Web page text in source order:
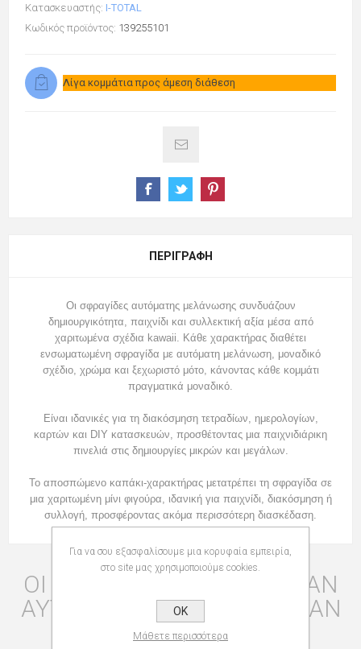
Κατασκευαστής: I-TOTAL
Κωδικός προϊόντος: 139255101
Λίγα κομμάτια προς άμεση διάθεση
ΠΕΡΙΓΡΑΦΉ
Οι σφραγίδες αυτόματης μελάνωσης συνδυάζουν
δημιουργικότητα, παιχνίδι και συλλεκτική αξία μέσα από
χαριτωμένα σχέδια kawaii. Κάθε χαρακτήρας διαθέτει
ενσωματωμένη σφραγίδα με αυτόματη μελάνωση, μοναδικό
σχέδιο, χρώμα και ξεχωριστό μότο, κάνοντας κάθε κομμάτι
πραγματικά μοναδικό.
Είναι ιδανικές για τη διακόσμηση τετραδίων, ημερολογίων,
καρτών και DIY κατασκευών, προσθέτοντας μια παιχνιδιάρικη
πινελιά στις δημιουργίες μικρών και μεγάλων.
Το αποσπώμενο καπάκι-χαρακτήρας μετατρέπει τη σφραγίδα σε
μια χαριτωμένη μίνι φιγούρα, ιδανική για παιχνίδι, διακόσμηση ή
συλλογή, προσφέροντας ακόμα περισσότερη διασκέδαση.
ΟΙ ΠΕΛΆΤΕΣ ΠΟΥ ΑΓΌΡΑΣΑΝ
ΑΥΤΌ ΤΟ ΠΡΟΪΌΝ ΑΓΌΡΑΣΑΝ
ΕΠΊΣΗΣ
Για να σου εξασφαλίσουμε μια κορυφαία εμπειρία,
στο site μας χρησιμοποιούμε cookies.
OK
Μάθετε περισσότερα